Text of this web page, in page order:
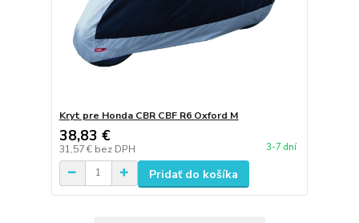
Kryt pre Honda CBR CBF R6 Oxford M
38,83 €
31,57 € bez DPH 3-7 dní
Pridať do košíka